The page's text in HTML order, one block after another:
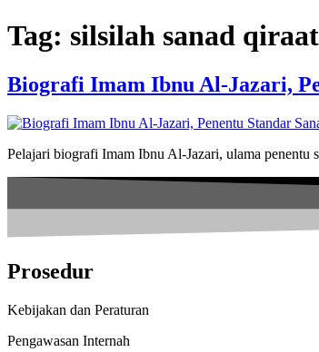
Skip
to
Tag: silsilah sanad qiraat
Biografi Imam Ibnu Al-Jazari,
Pelajari biografi Imam Ibnu Al-Jazari, ulama penentu
Prosedur
Kebijakan dan Peraturan
Pengawasan Internah